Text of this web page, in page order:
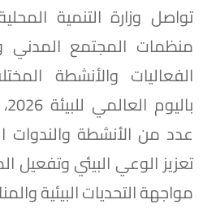
تواصل وزارة التنمية
منظمات المجتمع المدني
الفعاليات والأنشطة
عدد من الأنشطة والندوات
تعزيز الوعي البيئي وتفعيل
مواجهة التحديات البيئية